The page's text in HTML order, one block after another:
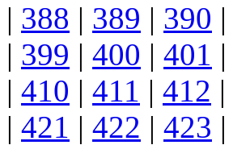
| 388 | 389 | 390 |
| 399 | 400 | 401 |
| 410 | 411 | 412 |
| 421 | 422 | 423 |